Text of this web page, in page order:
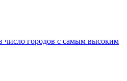
число городов с самым высоким